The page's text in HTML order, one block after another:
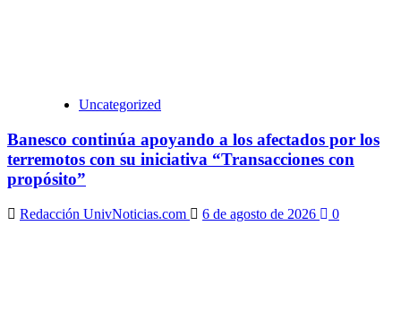
Uncategorized
Banesco continúa apoyando a los afectados por los
terremotos con su iniciativa “Transacciones con
propósito”
Redacción UnivNoticias.com 6 de agosto de 2026 0